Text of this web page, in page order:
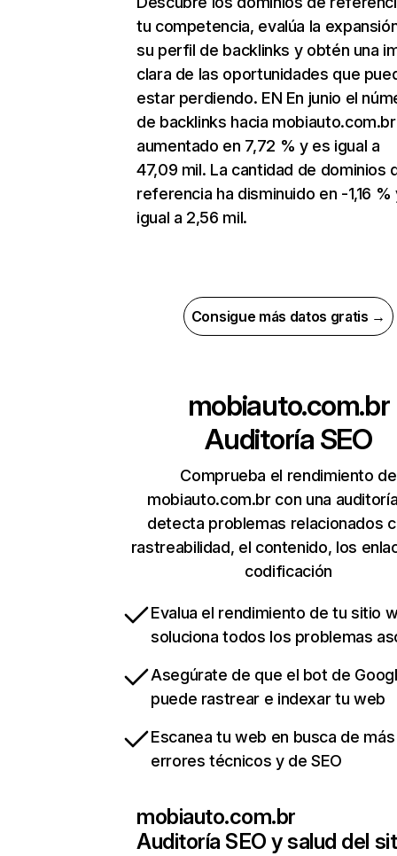
tu competencia, evalúa la
su perfil de backlinks y obtén una
clara de las oportunidades que
estar perdiendo. EN En junio el
de backlinks hacia
aumentado en 7,72 % y es igual a
47,09 mil. La cantidad de dominios
referencia ha disminuido en -1,16 %
igual a 2,56 mil.
Consigue más datos gratis →
mobiauto.com.br
Auditoría SEO
Comprueba el rendimiento de
mobiauto.com.br con una
detecta problemas relacionados
rastreabilidad, el contenido, los
codificación
Evalua el rendimiento de tu sitio
soluciona todos los problemas
Asegúrate de que el bot de
puede rastrear e indexar tu web
Escanea tu web en busca de
errores técnicos y de SEO
mobiauto.com.br
Auditoría SEO y salud del